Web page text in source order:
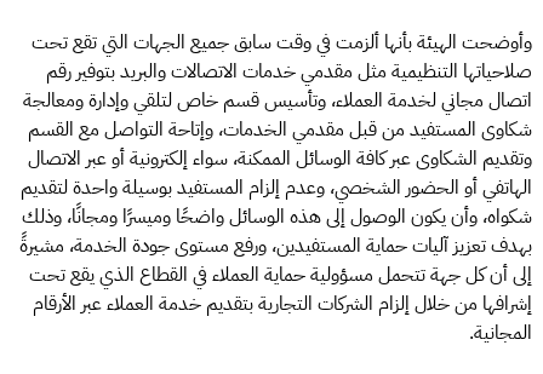
وأوضحت الهيئة بأنها ألزمت في وقت سابق جميع الجهات التي تقع تحت
صلاحياتها التنظيمية مثل مقدمي خدمات الاتصالات والبريد بتوفير رقم
اتصال مجاني لخدمة العملاء، وتأسيس قسم خاص لتلقي وإدارة ومعالجة
شكاوى المستفيد من قبل مقدمي الخدمات، وإتاحة التواصل مع القسم
وتقديم الشكاوى عبر كافة الوسائل الممكنة، سواء إلكترونية أو عبر الاتصال
الهاتفي أو الحضور الشخصي، وعدم إلزام المستفيد بوسيلة واحدة لتقديم
شكواه، وأن يكون الوصول إلى هذه الوسائل واضحًا وميسرًا ومجانًا، وذلك
بهدف تعزيز آليات حماية المستفيدين، ورفع مستوى جودة الخدمة، مشيرةً
إلى أن كل جهة تتحمل مسؤولية حماية العملاء في القطاع الذي يقع تحت
إشرافها من خلال إلزام الشركات التجارية بتقديم خدمة العملاء عبر الأرقام
المجانية.